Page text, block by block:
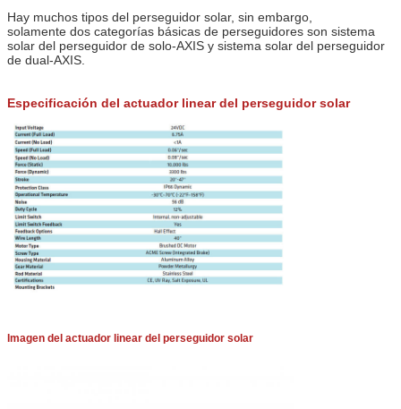
Hay muchos tipos del perseguidor solar, sin embargo,
solamente dos categorías básicas de perseguidores son sistema
solar del perseguidor de solo-AXIS y sistema solar del perseguidor
de dual-AXIS.
Especificación del actuador linear del perseguidor solar
Imagen del actuador linear del perseguidor solar